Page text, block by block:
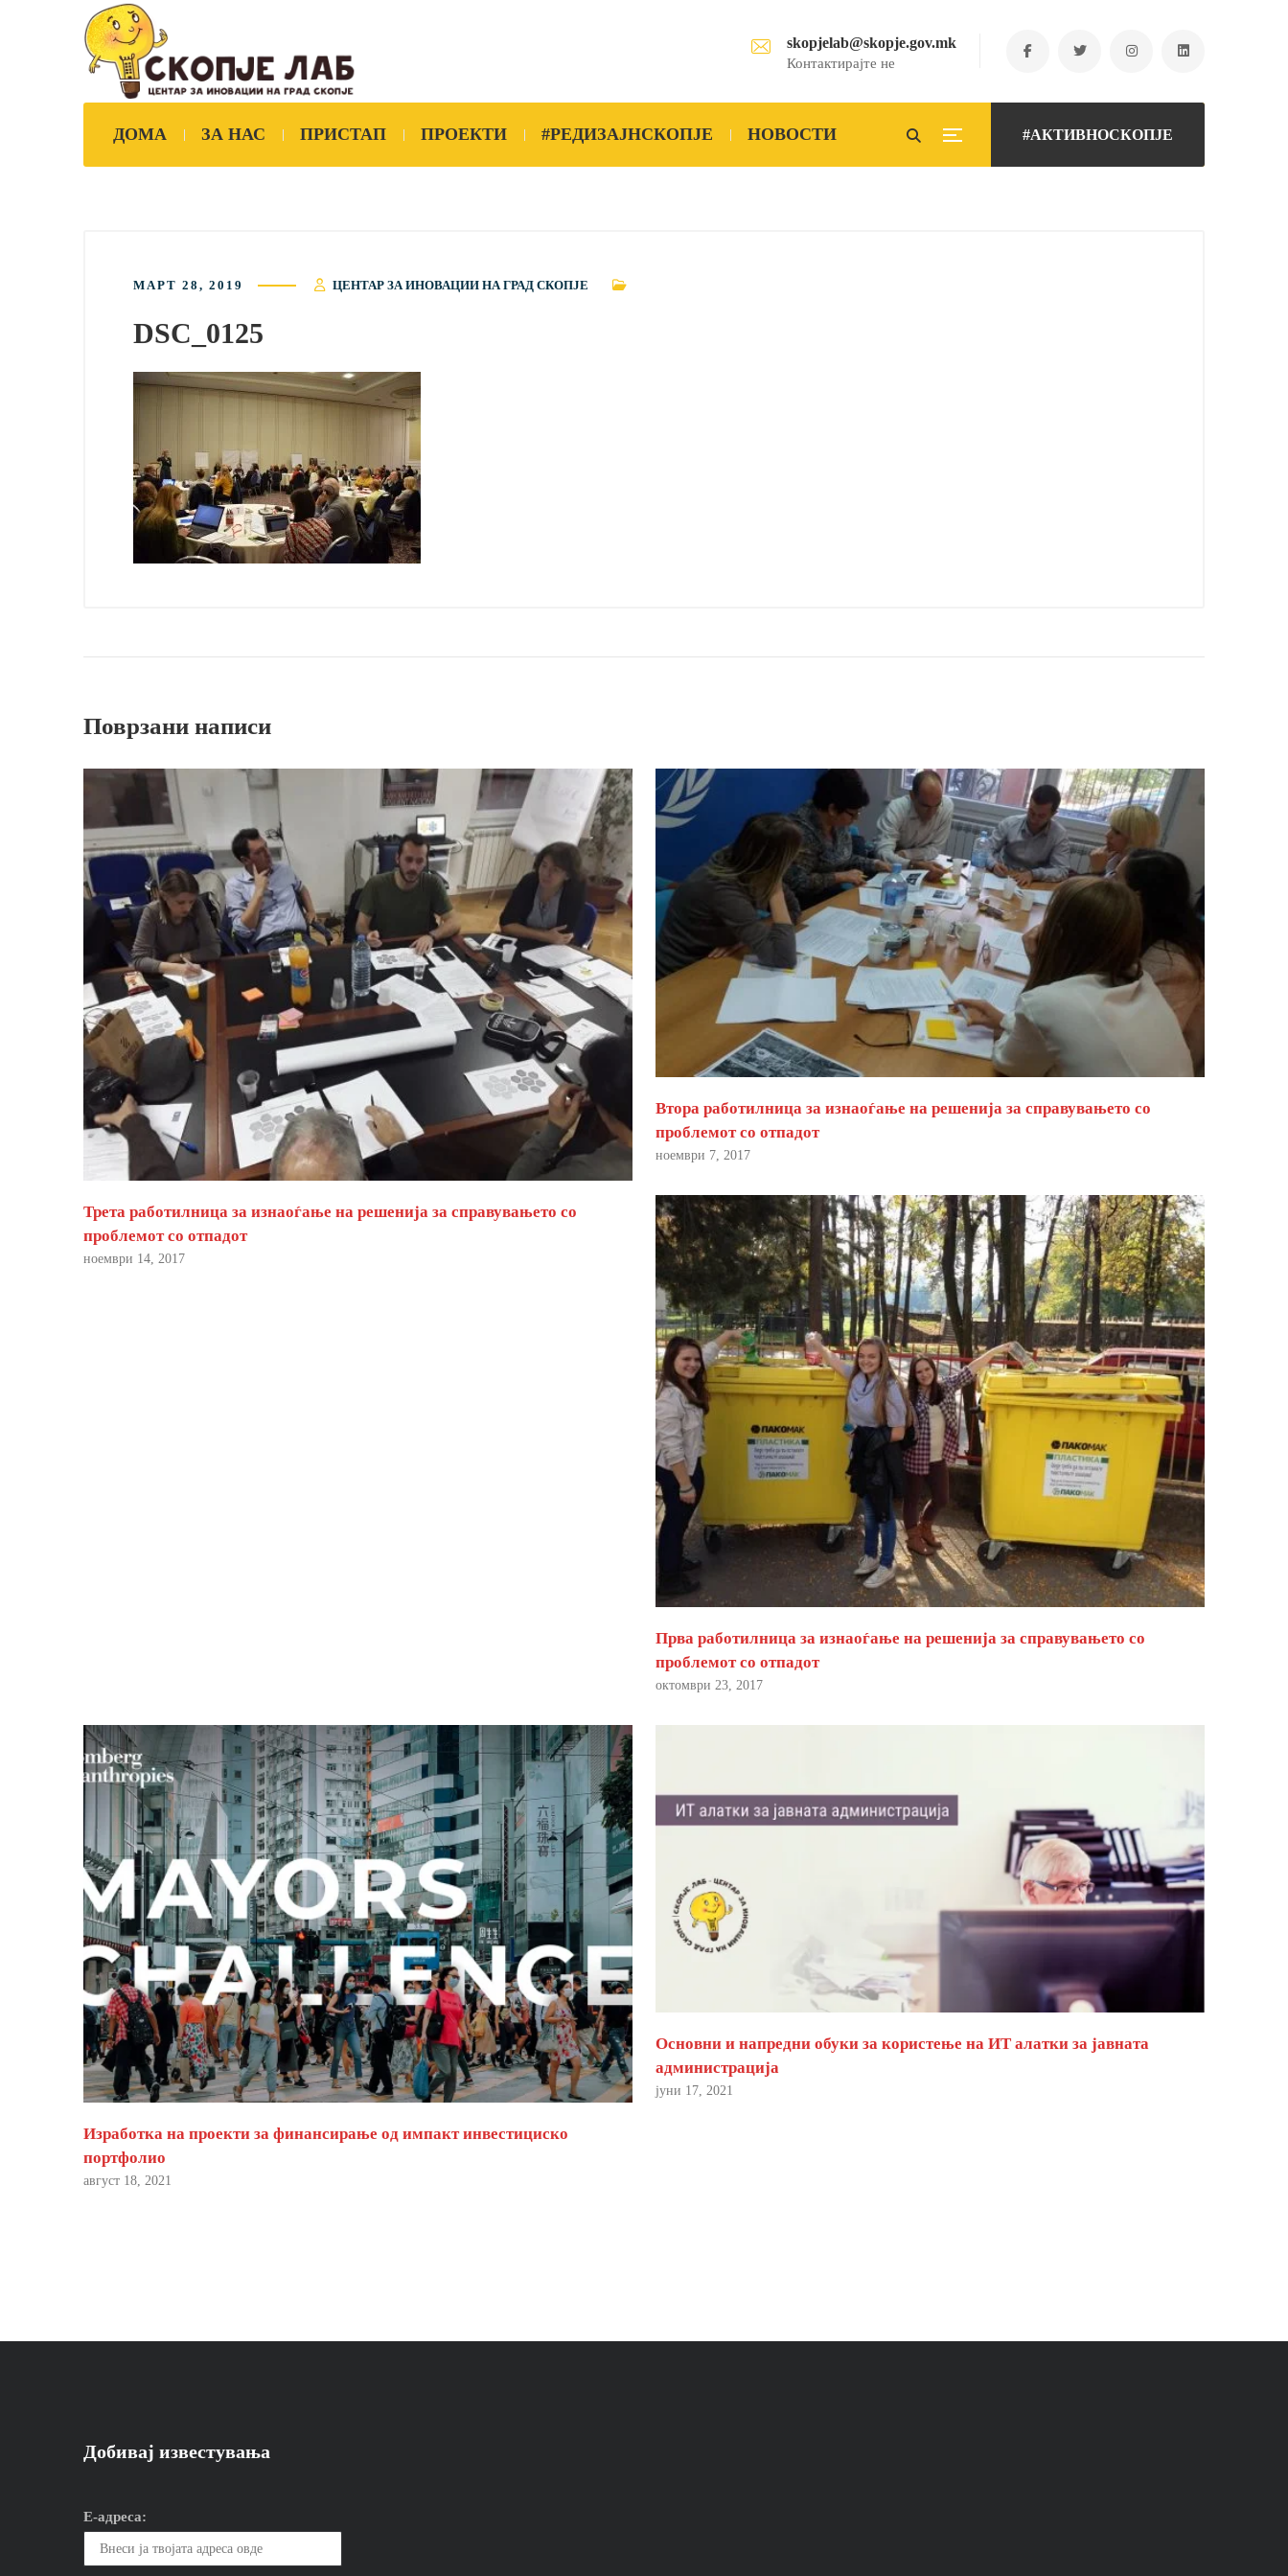
skopjelab@skopje.gov.mk
Контактирајте не
#АКТИВНОСКОПЈЕ
ДОМА ЗА НАС ПРИСТАП ПРОЕКТИ #РЕДИЗАЈНСКОПЈЕ НОВОСТИ
МАРТ 28, 2019 ЦЕНТАР ЗА ИНОВАЦИИ НА ГРАД СКОПЈЕ
DSC_0125
Поврзани написи
Трета работилница за изнаоѓање на решенија за справувањето со
проблемот со отпадот
ноември 14, 2017
Втора работилница за изнаоѓање на решенија за справувањето со
проблемот со отпадот
ноември 7, 2017
Прва работилница за изнаоѓање на решенија за справувањето со
проблемот со отпадот
октомври 23, 2017
Изработка на проекти за финансирање од импакт инвестициско
портфолио
август 18, 2021
Основни и напредни обуки за користење на ИТ алатки за јавната
администрација
јуни 17, 2021
Добивај известувања
Е-адреса: